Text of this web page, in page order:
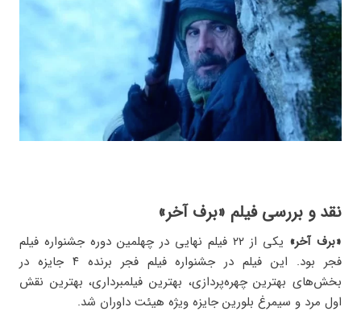
نقد و بررسی فیلم «برف آخر»
«برف آخر»
یکی از ۲۲ فیلم نهایی در چهلمین دوره جشنواره فیلم
فجر بود. این فیلم در جشنواره فیلم فجر برنده ۴ جایزه در
بخش‌های بهترین چهره‌پردازی، بهترین فیلمبرداری، بهترین نقش
اول مرد و سیمرغ بلورین جایزه ویژه هیئت داوران شد.